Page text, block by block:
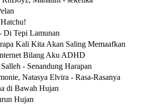
Di Tepi Lamunan
Kali Kita Akan Saling Memaafkan
Bilang Aku ADHD
- Senandung Harapan
Natasya Elvira - Rasa-Rasanya
di Bawah Hujan
Hujan